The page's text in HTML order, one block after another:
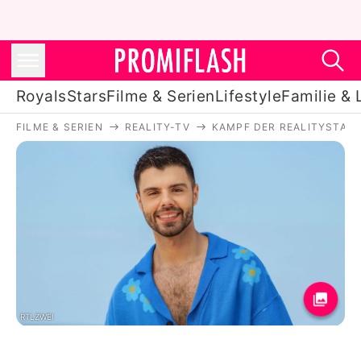
RoyalsStarsFilme & SerienLifestyleFamilie &
Royals
Stars
Filme & Serien
Lifestyle
Familie & Liebe
Promiflash Exklusiv
FILME & SERIEN REALITY-TV KAMPF DER
RTLZWEI